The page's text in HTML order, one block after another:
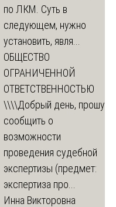
по ЛКМ. Суть в
следующем, нужно
установить, явля...
ОБЩЕСТВО
ОГРАНИЧЕННОЙ
ОТВЕТСТВЕННОСТЬЮ
\\\\Добрый день, прошу
сообщить о
возможности
проведения судебной
экспертизы (предмет:
экспертиза про...
Инна Викторовна